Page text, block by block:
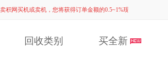
网买机或卖机，您将获得订单金额的0.5~1%现金奖励啦！！
回收类别 买全新